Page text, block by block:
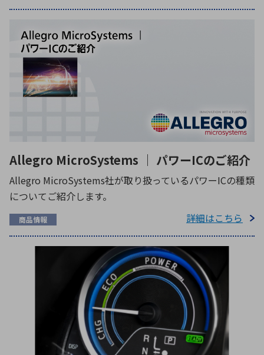
Allegro MicroSystems ｜ パワーICのご紹介
Allegro MicroSystems社が取り扱っているパワーICの種類
についてご紹介します。
商品情報 詳細はこちら